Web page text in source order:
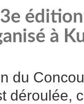
à
du
déroulée,